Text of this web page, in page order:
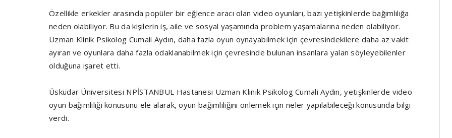
Özellikle erkekler arasında popüler bir eğlence aracı olan video oyunları, bazı yetişkinlerde bağımlılığa
neden olabiliyor. Bu da kişilerin iş, aile ve sosyal yaşamında problem yaşamalarına neden olabiliyor.
Uzman Klinik Psikolog Cumali Aydın, daha fazla oyun oynayabilmek için çevresindekilere daha az vakit
ayıran ve oyunlara daha fazla odaklanabilmek için çevresinde bulunan insanlara yalan söyleyebilenler
olduğuna işaret etti.
Üsküdar Üniversitesi NPİSTANBUL Hastanesi Uzman Klinik Psikolog Cumali Aydın, yetişkinlerde video
oyun bağımlılığı konusunu ele alarak, oyun bağımlılığını önlemek için neler yapılabileceği konusunda bilgi
verdi.